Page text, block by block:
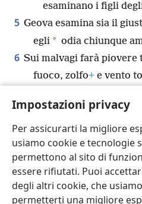
Impostazioni privacy
Per assicurarti la migliore
usiamo cookie e tecnologie
permettono al sito di
essere rifiutati. Puoi
degli altri cookie, che
permetterti una migliore
esaminano i figli
5 Geova esamina sia il
egli * odia chiunque
6 Sui malvagi farà piovere
fuoco, zolfo+ e vento
7 Geova è giusto+e ama gli
Gli uomini retti
Italiano